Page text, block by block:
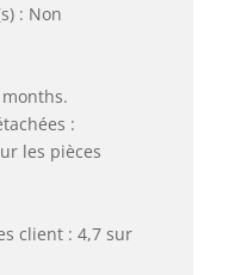
: Non
:
les pièces
client : 4,7 sur